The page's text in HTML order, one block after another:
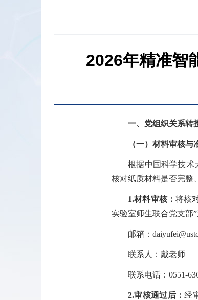
2026年精准智
一、党组织关系转
（一）材料审核与
根据中国科学技术
核对纸质材料是否完整
1.材料审核：将核
实验室师生联合党支部”
邮箱：
联系人：戴老师
联系电话：0551-
2.审核通过后：经